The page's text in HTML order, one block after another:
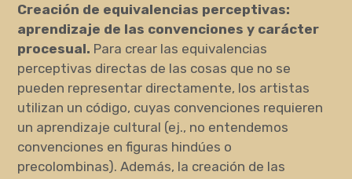
Creación de equivalencias perceptivas:
aprendizaje de las convenciones y carácter
procesual. Para crear las equivalencias
perceptivas directas de las cosas que no se
pueden representar directamente, los artistas
utilizan un código, cuyas convenciones requieren
un aprendizaje cultural (ej., no entendemos
convenciones en figuras hindúes o
precolombinas). Además, la creación de las